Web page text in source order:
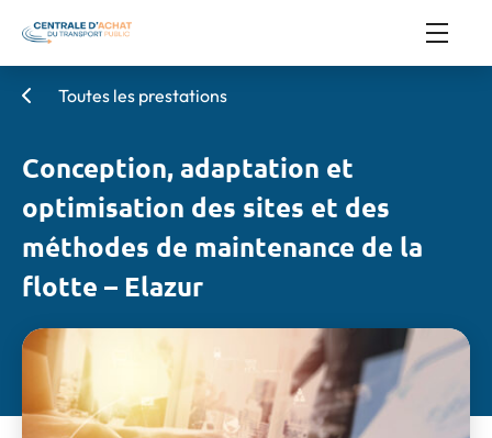
Toutes les prestations
Conception, adaptation et
optimisation des sites et des
méthodes de maintenance de la
flotte – Elazur